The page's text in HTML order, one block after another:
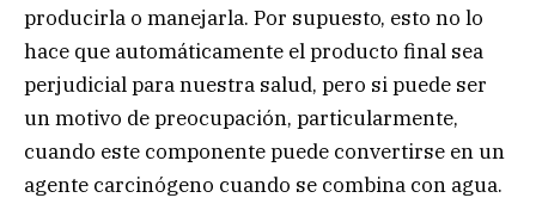
producirla o manejarla. Por supuesto, esto no lo
hace que automáticamente el producto final sea
perjudicial para nuestra salud, pero si puede ser
un motivo de preocupación, particularmente,
cuando este componente puede convertirse en un
agente carcinógeno cuando se combina con agua.